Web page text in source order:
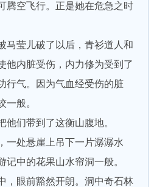
腾空飞行。正是她在危急之时
莹儿破了以后，青衫道人和
他内脏受伤，内力修为受到了
行气。因为气血经受伤的脏
一般。
们带到了这衡山腹地。
处悬崖上吊下一片潺潺水
记中的花果山水帘洞一般。
眼前豁然开朗。洞中奇石林